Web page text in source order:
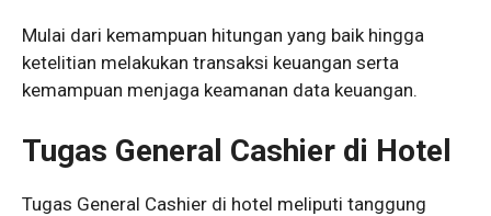
Mulai dari kemampuan hitungan yang baik hingga
ketelitian melakukan transaksi keuangan serta
kemampuan menjaga keamanan data keuangan.
Tugas General Cashier di Hotel
Tugas General Cashier di hotel meliputi tanggung